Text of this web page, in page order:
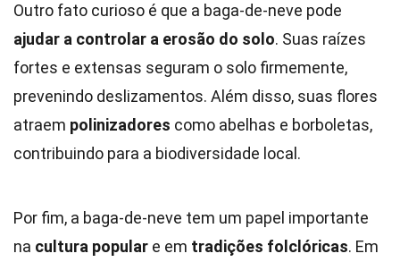
Outro fato curioso é que a baga-de-neve pode
ajudar a controlar a erosão do solo. Suas raízes
fortes e extensas seguram o solo firmemente,
prevenindo deslizamentos. Além disso, suas flores
atraem polinizadores como abelhas e borboletas,
contribuindo para a biodiversidade local.
Por fim, a baga-de-neve tem um papel importante
na cultura popular e em tradições folclóricas. Em